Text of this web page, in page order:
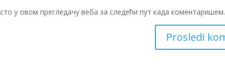
у овом прегледачу веба за следећи пут када коментаришем.